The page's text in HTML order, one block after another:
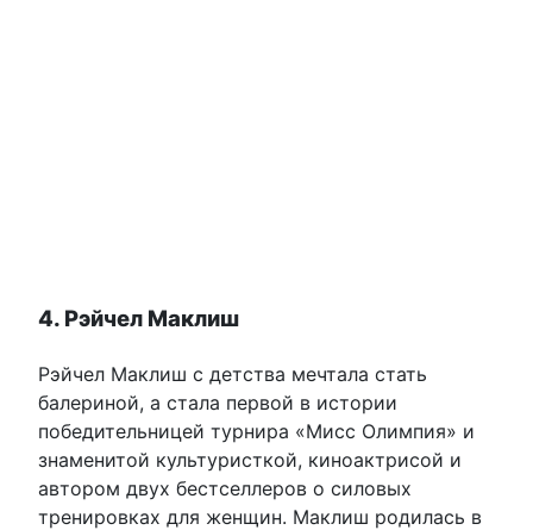
4. Рэйчел Маклиш
Рэйчел Маклиш с детства мечтала стать
балериной, а стала первой в истории
победительницей турнира «Мисс Олимпия» и
знаменитой культуристкой, киноактрисой и
автором двух бестселлеров о силовых
тренировках для женщин. Маклиш родилась в